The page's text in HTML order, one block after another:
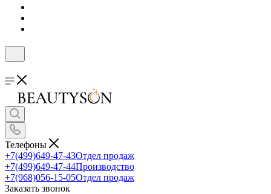
Телефоны
+7(499)649-47-43Отдел продаж
+7(499)649-47-44Производство
+7(968)056-15-05Отдел продаж
Заказать звонок